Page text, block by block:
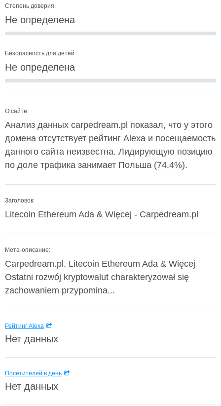
Степень доверия:
Не определена
Безопасность для детей:
Не определена
О сайте:
Анализ данных carpedream.pl показал, что у этого
домена отсутствует рейтинг Alexa и посещаемость
данного сайта неизвестна. Лидирующую позицию
по доле трафика занимает Польша (74,4%).
Заголовок:
Litecoin Ethereum Ada & Więcej - Carpedream.pl
Мета-описание:
Carpedream.pl. Litecoin Ethereum Ada & Więcej
Ostatni rozwój kryptowalut charakteryzował się
zachowaniem przypomina...
Рейтинг Alexa
Нет данных
Посетителей в день
Нет данных